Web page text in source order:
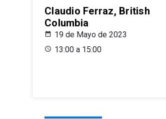
Claudio Ferraz, British
Columbia
19 de Mayo de 2023
13:00 a 15:00